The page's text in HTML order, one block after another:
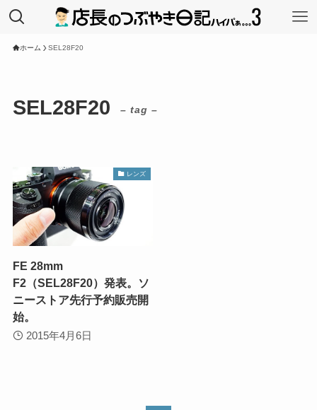
ホーム SEL28F20
SEL28F20 – tag –
レンズ
FE 28mm
F2（SEL28F20）発表。ソ
ニーストア先行予約販売開
始。
2015年4月6日